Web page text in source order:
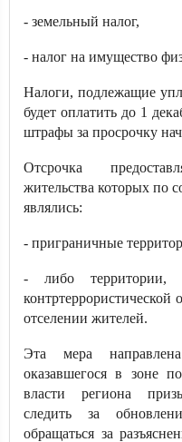
- земельный налог,
- налог на имущество
Налоги, подлежащие
будет оплатить до 1
штрафы за просрочку
Отсрочка
жительства которых по
являлись:
- приграничные
- либо территории,
отселении жителей.
Эта мера
оказавшегося в зоне
власти региона
следить за
обращаться за